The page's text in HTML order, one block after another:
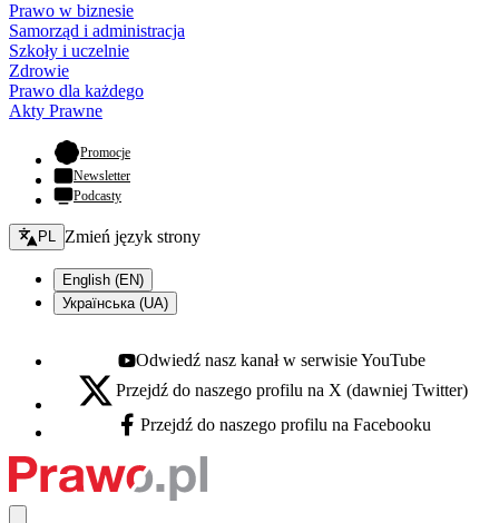
Prawo w biznesie
Samorząd i administracja
Szkoły i uczelnie
Zdrowie
Prawo dla każdego
Akty Prawne
Promocje- otwiera się w nowej karcie
Newsletter
Podcasty
Zmień język - bieżący:
PL Zmień język strony
English (EN)
Українська (UA)
Youtube - otwiera się w nowej karcie
Odwiedź nasz kanał w serwisie YouTube
X - otwiera się w nowej karcie
Przejdź do naszego profilu na X (dawniej Twitter)
Facebook - otwiera się w nowej karcie
Przejdź do naszego profilu na Facebooku